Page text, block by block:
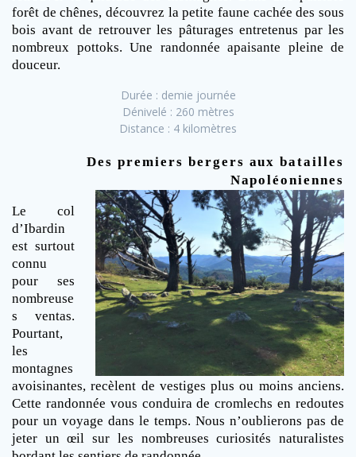
forêt de chênes, découvrez la petite faune cachée des sous
bois avant de retrouver les pâturages entretenus par les
nombreux pottoks. Une randonnée apaisante pleine de
douceur.
Durée : demie journée
Dénivelé : 260 mètres
Distance : 4 kilomètres
Des premiers bergers aux batailles
Napoléoniennes
Le col
d’Ibardin
est surtout
connu
pour ses
nombreuse
s ventas.
Pourtant,
les
montagnes
avoisinantes, recèlent de vestiges plus ou moins anciens.
Cette randonnée vous conduira de cromlechs en redoutes
pour un voyage dans le temps. Nous n’oublierons pas de
jeter un œil sur les nombreuses curiosités naturalistes